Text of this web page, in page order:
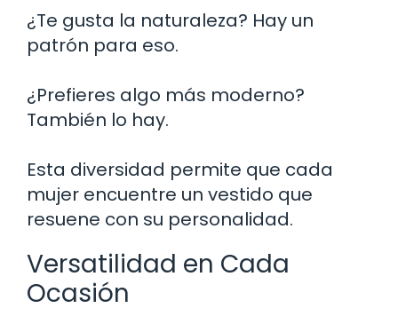
¿Te gusta la naturaleza? Hay un
patrón para eso.
¿Prefieres algo más moderno?
También lo hay.
Esta diversidad permite que cada
mujer encuentre un vestido que
resuene con su personalidad.
Versatilidad en Cada
Ocasión